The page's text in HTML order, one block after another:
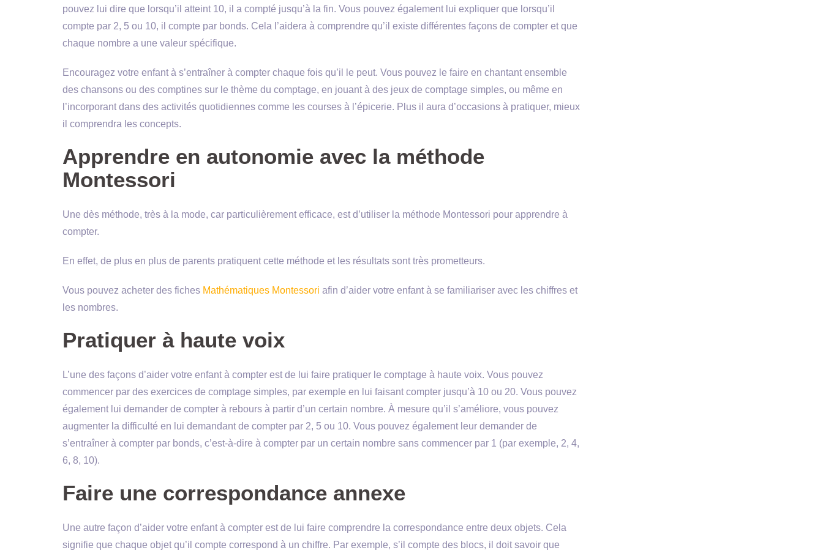
pouvez lui dire que lorsqu’il atteint 10, il a compté jusqu’à la fin. Vous pouvez également lui expliquer que lorsqu’il
compte par 2, 5 ou 10, il compte par bonds. Cela l’aidera à comprendre qu’il existe différentes façons de compter et que
chaque nombre a une valeur spécifique.
Encouragez votre enfant à s’entraîner à compter chaque fois qu’il le peut. Vous pouvez le faire en chantant ensemble
des chansons ou des comptines sur le thème du comptage, en jouant à des jeux de comptage simples, ou même en
l’incorporant dans des activités quotidiennes comme les courses à l’épicerie. Plus il aura d’occasions à pratiquer, mieux
il comprendra les concepts.
Apprendre en autonomie avec la méthode
Montessori
Une dès méthode, très à la mode, car particulièrement efficace, est d’utiliser la méthode Montessori pour apprendre à
compter.
En effet, de plus en plus de parents pratiquent cette méthode et les résultats sont très prometteurs.
Vous pouvez acheter des fiches Mathématiques Montessori afin d’aider votre enfant à se familiariser avec les chiffres et
les nombres.
Pratiquer à haute voix
L’une des façons d’aider votre enfant à compter est de lui faire pratiquer le comptage à haute voix. Vous pouvez
commencer par des exercices de comptage simples, par exemple en lui faisant compter jusqu’à 10 ou 20. Vous pouvez
également lui demander de compter à rebours à partir d’un certain nombre. À mesure qu’il s’améliore, vous pouvez
augmenter la difficulté en lui demandant de compter par 2, 5 ou 10. Vous pouvez également leur demander de
s’entraîner à compter par bonds, c’est-à-dire à compter par un certain nombre sans commencer par 1 (par exemple, 2, 4,
6, 8, 10).
Faire une correspondance annexe
Une autre façon d’aider votre enfant à compter est de lui faire comprendre la correspondance entre deux objets. Cela
signifie que chaque objet qu’il compte correspond à un chiffre. Par exemple, s’il compte des blocs, il doit savoir que